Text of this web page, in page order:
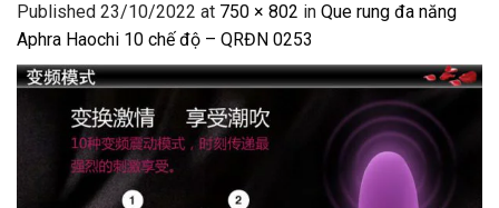
Published 23/10/2022 at 750 × 802 in Que rung đa năng
Aphra Haochi 10 chế độ – QRĐN 0253